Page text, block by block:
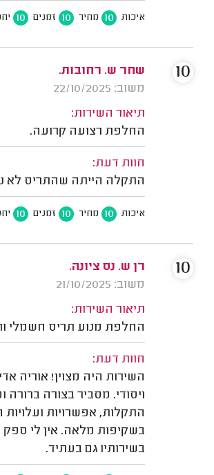
איכות 10 מחיר 10 זמנים 10
שחר ש. רחובות.
משוב: 22/10/2025
תיאור השירות:
החלפת רצועה קרועה.
חוות דעת:
התקלה הייתה שהתריס לא
איכות 10 מחיר 10 זמנים 10
10
רן ש. נס ציונה.
משוב: 21/10/2025
תיאור השירות:
החלפת מנוע תריס חשמלי
חוות דעת:
השירות היה מצוין! אוריה
ויסודי. מסביר בצורה ברורה
התקלות, אפשרויות ועלויות
בשקיפות מלאה. אין לי
בשירותיו גם בעתיד.
10